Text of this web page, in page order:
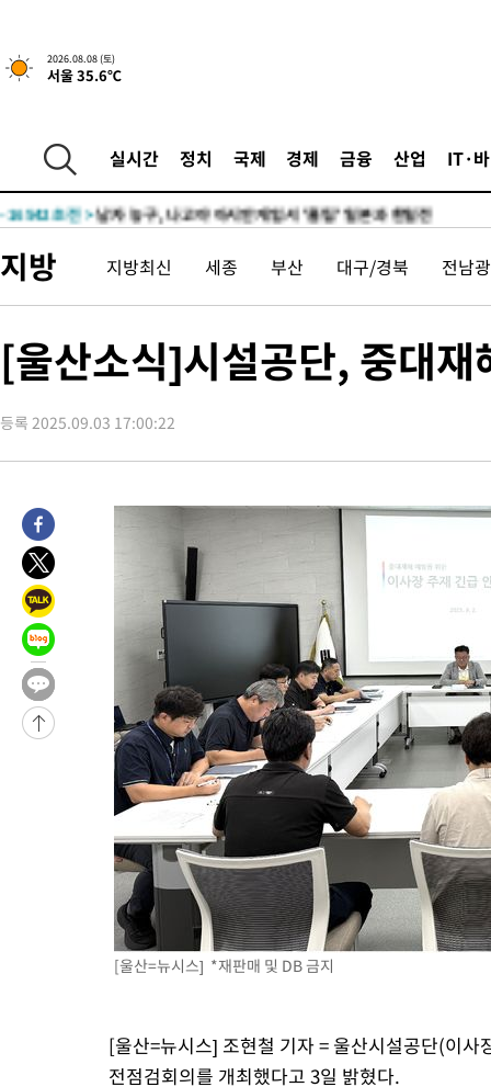
2026.08.08 (토)
서울 35.6℃
실시간 정치 국제 경제 금융 산업 IT·
-32277초 전 >수도권 40도 육박 '펄펄'…동해안 일부 지역엔 호의주의보
-31246초 전 >온열질환 사망자 3명 늘어…누적 환자 3000명 돌파
-21298초 전 >
백운산서 80년근 천종산삼 9뿌리 발견…감정가 1.3억원
-19008초 전 >
-16542초 전 >남자 농구, 나고야 아시안게임서 '홈팀' 일본과 한일전
-12145초 전 >
극한폭염 한풀 꺾이지만…'낮 최고 35도' 무더위, 열대야 계속
-9163초 전 >축구협회 "압수수색·성접대 논란 사과…쇄신의 기회로 삼겠다"
송"
1시간 전 >'최고 37도' 폭염 지속…강원동해안 최대 150㎜ 비
-32277초 전 >수도권 40도 육박 '펄펄'…동해안 일부 지역엔 호의주의보
-31246초 전 >온열질환 사망자 3명 늘어…누적 환자 3000명 돌파
-21298초 전 >
백운산서 80년근 천종산삼 9뿌리 발견…감정가 1.3억원
-19008초 전 >
선재도서 해루질 나섰다 실종 60대, 닷새 만에 숨진 채 발견
-16542초 전 >
남자 농구, 나고야 아시안게임서 '홈팀' 일본과 한일전
-15918초 전 >
여수 오동도 해상서 모터보트 전복…1명 사망·1명 실종
-12145초 전 >
극한폭염 한풀 꺾이지만…'낮 최고 35도' 무더위, 열대야 계속
주 날씨]
-9163초 전 >
축구협회 "압수수색·성접대 논란 사과…쇄신의 기회로 삼겠다"
-7680초 전 >
[속보]'압수수색·성접대 논란' 축구협회 "실망과 걱정 안겨드려
송"
1시간 전 >
'최고 37도' 폭염 지속…강원동해안 최대 150㎜ 비
[속보]뉴욕증시 상승 마감…S&P 0.6% 나스닥 1.3%↑
지방 지방최신 세종 부산 대구/경북 전남
[울산소식]시설공단, 중대
등록 2025.09.03 17:00:22
[울산=뉴시스] *재판매 및 DB 금지
[울산=뉴시스] 조현철 기자 = 울산시설공단(이
전점검회의를 개최했다고 3일 밝혔다.